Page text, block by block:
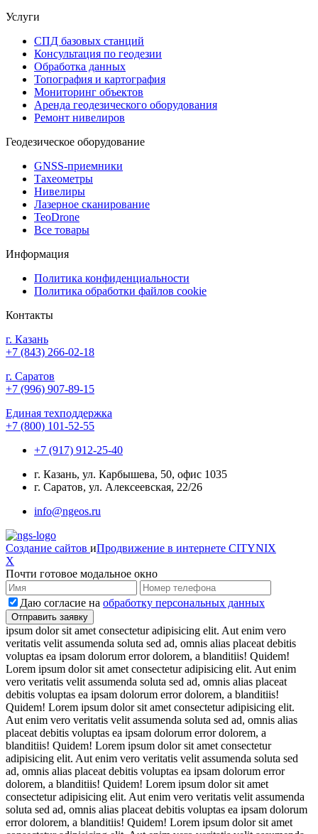
Услуги
СПД базовых станций
Консультация по геодезии
Обработка данных
Топография и картография
Мониторинг объектов
Аренда геодезического оборудования
Ремонт нивелиров
Геодезическое оборудование
GNSS-приемники
Тахеометры
Нивелиры
Лазерное сканирование
TeoDrone
Все товары
Информация
Политика конфиденциальности
Политика обработки файлов cookie
Контакты
г. Казань
+7 (843) 266-02-18
г. Саратов
+7 (996) 907-89-15
Единая техподдержка
+7 (800) 101-52-55
+7 (917) 912-25-40
г. Казань, ул. Карбышева, 50, офис 1035
г. Саратов, ул. Алексеевская, 22/26
info@ngeos.ru
Создание сайтов иПродвижение в интернете CITYNIX
X
Почти готовое модальное окно
Даю согласие на обработку персональных данных
ipsum dolor sit amet consectetur adipisicing elit. Aut enim vero
veritatis velit assumenda soluta sed ad, omnis alias placeat debitis
voluptas ea ipsam dolorum error dolorem, a blanditiis! Quidem!
Lorem ipsum dolor sit amet consectetur adipisicing elit. Aut enim
vero veritatis velit assumenda soluta sed ad, omnis alias placeat
debitis voluptas ea ipsam dolorum error dolorem, a blanditiis!
Quidem! Lorem ipsum dolor sit amet consectetur adipisicing elit.
Aut enim vero veritatis velit assumenda soluta sed ad, omnis alias
placeat debitis voluptas ea ipsam dolorum error dolorem, a
blanditiis! Quidem! Lorem ipsum dolor sit amet consectetur
adipisicing elit. Aut enim vero veritatis velit assumenda soluta sed
ad, omnis alias placeat debitis voluptas ea ipsam dolorum error
dolorem, a blanditiis! Quidem! Lorem ipsum dolor sit amet
consectetur adipisicing elit. Aut enim vero veritatis velit assumenda
soluta sed ad, omnis alias placeat debitis voluptas ea ipsam dolorum
error dolorem, a blanditiis! Quidem! Lorem ipsum dolor sit amet